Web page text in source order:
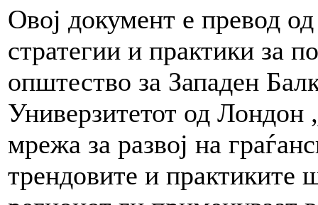
Овој документ е превод
стратегии и практики за
општество за Западен
Универзитетот од Лондон
мрежа за развој на
трендовите и практиките